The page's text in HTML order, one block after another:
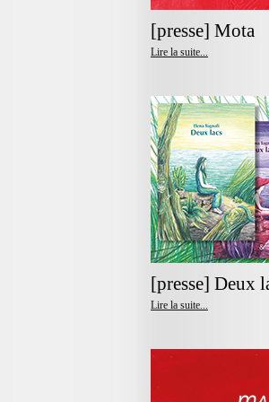
[presse] Mota
Lire la suite...
[presse] Deux
Lire la suite...